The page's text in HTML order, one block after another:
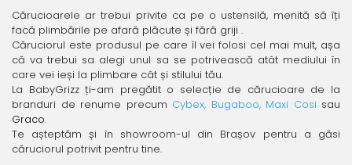
SCAUNE AUTO EVOLUTIVE
SCAUNE AUTO REAR FACING
PRELUNGIT
ACCESORII SCAUNE AUTO
OGLINZI
PARASOLARE
PROTECTII DE BANCHETA
LANDOURI
CANI SI TERMOSURI
RECIPIENTE DE STOCARE
SCAUNE DE MASĂ PENTRU
BEBELUȘI
STERILIZATOARE
Jocuri de rol
Jocuri pentru dexteritate
Jucarii instrumente muzicale
Masinute si Trenulete
Puzzle
Salteluțe
JUCARII BEBELUSI
Jucarii de dentitie
Trotinete
Cărucioarele ar trebui privite ca pe o ustensilă, menită să îți
facă plimbările pe afară plăcute și fără griji .
Căruciorul este produsul pe care îl vei folosi cel mai mult, așa
că va trebui sa alegi unul sa se potrivească atât mediului în
care vei ieși la plimbare cât și stilului tău.
La BabyGrizz ți-am pregătit o selecție de cărucioare de la
branduri de renume precum Cybex, Bugaboo, Maxi Cosi sau
Graco.
Te așteptăm și în showroom-ul din Brașov pentru a găsi
căruciorul potrivit pentru tine.